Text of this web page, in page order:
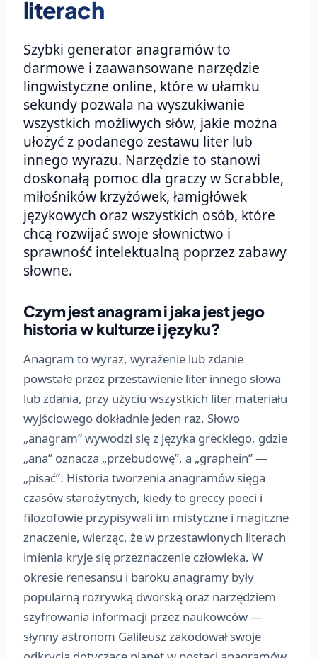
literach
Szybki generator anagramów to
darmowe i zaawansowane narzędzie
lingwistyczne online, które w ułamku
sekundy pozwala na wyszukiwanie
wszystkich możliwych słów, jakie można
ułożyć z podanego zestawu liter lub
innego wyrazu. Narzędzie to stanowi
doskonałą pomoc dla graczy w Scrabble,
miłośników krzyżówek, łamigłówek
językowych oraz wszystkich osób, które
chcą rozwijać swoje słownictwo i
sprawność intelektualną poprzez zabawy
słowne.
Czym jest anagram i jaka jest jego
historia w kulturze i języku?
Anagram to wyraz, wyrażenie lub zdanie
powstałe przez przestawienie liter innego słowa
lub zdania, przy użyciu wszystkich liter materiału
wyjściowego dokładnie jeden raz. Słowo
„anagram” wywodzi się z języka greckiego, gdzie
„ana” oznacza „przebudowę”, a „graphein” —
„pisać”. Historia tworzenia anagramów sięga
czasów starożytnych, kiedy to greccy poeci i
filozofowie przypisywali im mistyczne i magiczne
znaczenie, wierząc, że w przestawionych literach
imienia kryje się przeznaczenie człowieka. W
okresie renesansu i baroku anagramy były
popularną rozrywką dworską oraz narzędziem
szyfrowania informacji przez naukowców —
słynny astronom Galileusz zakodował swoje